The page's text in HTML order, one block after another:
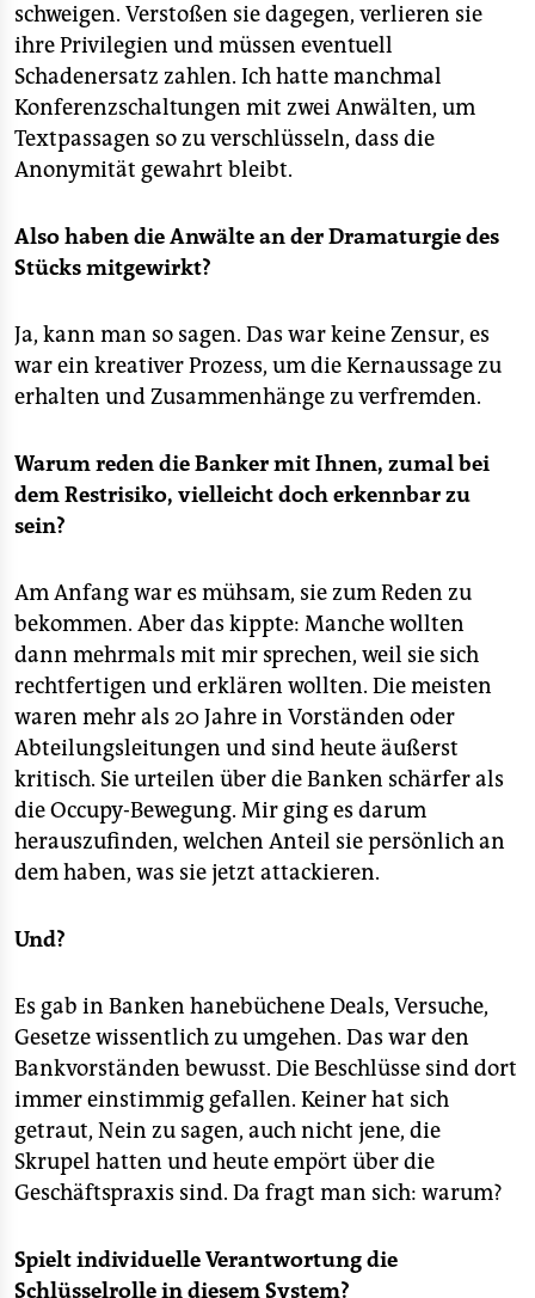
schweigen. Verstoßen sie dagegen, verlieren sie
ihre Privilegien und müssen eventuell
Schadenersatz zahlen. Ich hatte manchmal
Konferenzschaltungen mit zwei Anwälten, um
Textpassagen so zu verschlüsseln, dass die
Anonymität gewahrt bleibt.
Also haben die Anwälte an der Dramaturgie des
Stücks mitgewirkt?
Ja, kann man so sagen. Das war keine Zensur, es
war ein kreativer Prozess, um die Kernaussage zu
erhalten und Zusammenhänge zu verfremden.
Warum reden die Banker mit Ihnen, zumal bei
dem Restrisiko, vielleicht doch erkennbar zu
sein?
Am Anfang war es mühsam, sie zum Reden zu
bekommen. Aber das kippte: Manche wollten
dann mehrmals mit mir sprechen, weil sie sich
rechtfertigen und erklären wollten. Die meisten
waren mehr als 20 Jahre in Vorständen oder
Abteilungsleitungen und sind heute äußerst
kritisch. Sie urteilen über die Banken schärfer als
die Occupy-Bewegung. Mir ging es darum
herauszufinden, welchen Anteil sie persönlich an
dem haben, was sie jetzt attackieren.
Und?
Es gab in Banken hanebüchene Deals, Versuche,
Gesetze wissentlich zu umgehen. Das war den
Bankvorständen bewusst. Die Beschlüsse sind dort
immer einstimmig gefallen. Keiner hat sich
getraut, Nein zu sagen, auch nicht jene, die
Skrupel hatten und heute empört über die
Geschäftspraxis sind. Da fragt man sich: warum?
Spielt individuelle Verantwortung die
Schlüsselrolle in diesem System?